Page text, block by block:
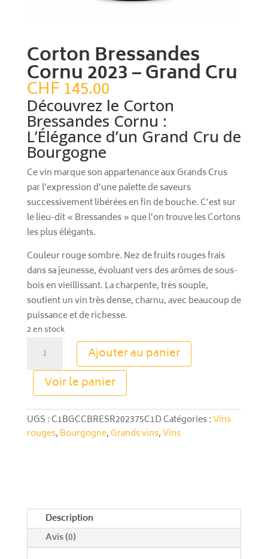
Corton Bressandes
Cornu 2023 – Grand Cru
CHF145.00
Découvrez le Corton
Bressandes Cornu :
L’Élégance d’un Grand Cru de
Bourgogne
Ce vin marque son appartenance aux Grands Crus
par l’expression d’une palette de saveurs
successivement libérées en fin de bouche. C’est sur
le lieu-dit « Bressandes » que l’on trouve les Cortons
les plus élégants.
Couleur rouge sombre. Nez de fruits rouges frais
dans sa jeunesse, évoluant vers des arômes de sous-
bois en vieillissant. La charpente, très souple,
soutient un vin très dense, charnu, avec beaucoup de
puissance et de richesse.
2 en stock
Corton
Bressandes
Cornu
2023
-
Grand
Ajouter au panier
Voir le panier
l
e
r
:
UGS :C1BGCCBRESR202375C1DCatégories :Vins
rouges, Bourgogne,Grands vins,Vins
Description
Avis (0)